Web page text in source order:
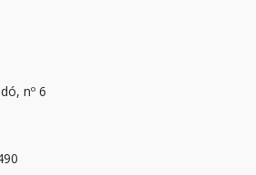
nº 6